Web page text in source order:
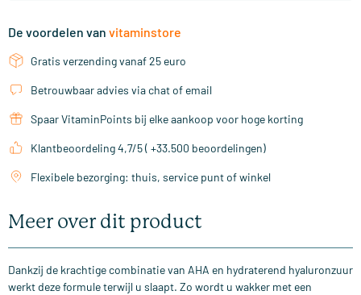
De voordelen van vitaminstore
Gratis verzending vanaf 25 euro
Betrouwbaar advies via chat of email
Spaar VitaminPoints bij elke aankoop voor hoge korting
Klantbeoordeling 4,7/5 ( +33.500 beoordelingen)
Flexibele bezorging: thuis, service punt of winkel
Meer over dit product
Dankzij de krachtige combinatie van AHA en hydraterend hyaluronzuur
werkt deze formule terwijl u slaapt. Zo wordt u wakker met een